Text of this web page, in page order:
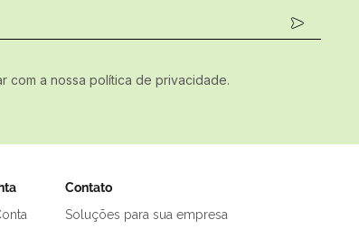
com a nossa política de privacidade.
Contato
Soluções para sua empresa